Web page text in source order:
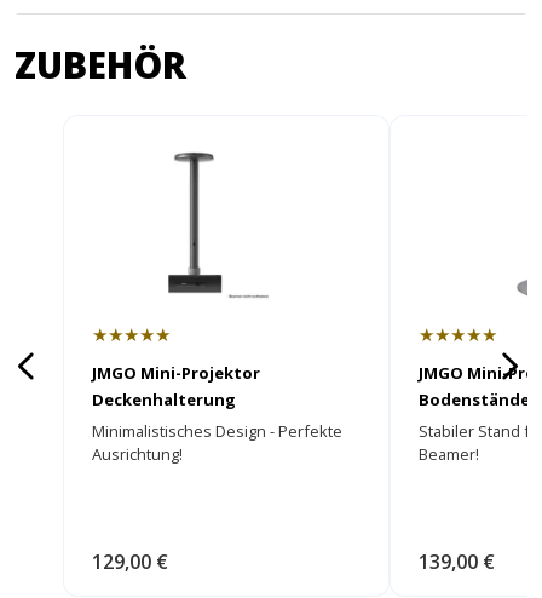
ZUBEHÖR
★★★★★
JMGO Mini-Projektor
Deckenhalterung
Minimalistisches Design - Perfekte
Ausrichtung!
129,00 €
★★★★★
JMGO Mini-
Bodenständer
Stabiler Stand
Beamer!
139,00 €